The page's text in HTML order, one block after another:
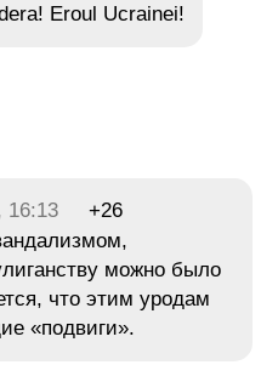
Eroul Ucrainei!
16:13
+26
можно было
что этим уродам
«подвиги».